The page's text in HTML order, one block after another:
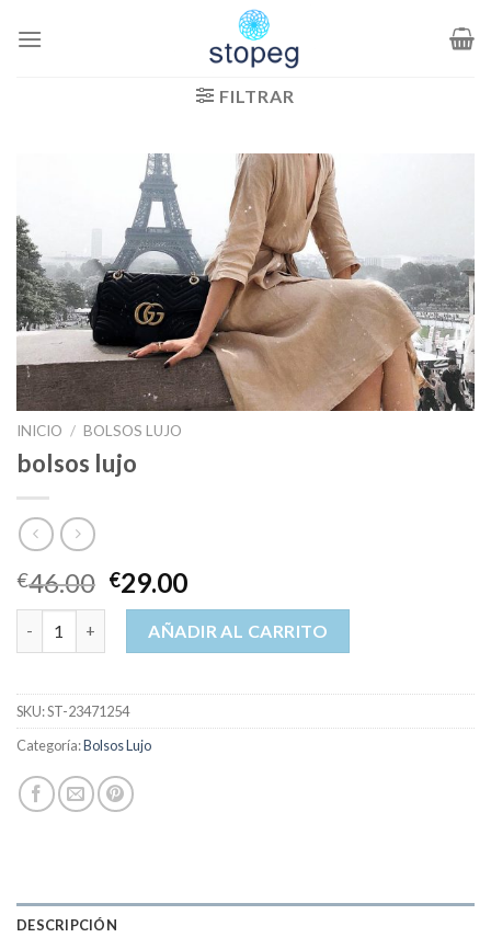
FILTRAR
INICIO / BOLSOS LUJO
bolsos lujo
€46.00 €29.00
AÑADIR AL CARRITO
SKU:ST-23471254
Categoría:Bolsos Lujo
DESCRIPCIÓN